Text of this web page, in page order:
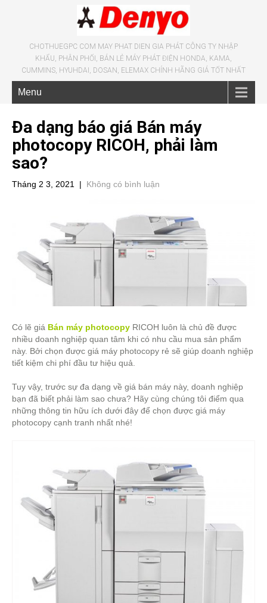
CHOTHUEGPC COM MAY PHAT DIEN GIA PHÁT CÔNG TY NHẬP
KHẨU, PHÂN PHỐI, BÁN LẺ MÁY PHÁT ĐIỆN HONDA, KAMA,
CUMMINS, HYUHDAI, DOSAN, ELEMAX CHÍNH HÃNG GIÁ TỐT NHẤT
Menu
Đa dạng báo giá Bán máy
photocopy RICOH, phải làm
sao?
Tháng 2 3, 2021 | Không có bình luận
Có lẽ giá Bán máy photocopy RICOH luôn là chủ đề được
nhiều doanh nghiệp quan tâm khi có nhu cầu mua sản phẩm
này. Bởi chọn được giá máy photocopy rẻ sẽ giúp doanh nghiệp
tiết kiệm chi phí đầu tư hiệu quả.
Tuy vậy, trước sự đa dạng về giá bán máy này, doanh nghiệp
bạn đã biết phải làm sao chưa? Hãy cùng chúng tôi điểm qua
những thông tin hữu ích dưới đây để chọn được giá máy
photocopy cạnh tranh nhất nhé!